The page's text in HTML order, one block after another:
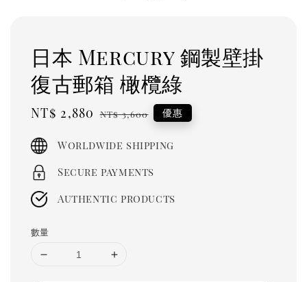
日本 Mercury 鋼製壁掛
復古郵箱 橄欖綠
Sale
NT$ 2,880 Regular
NT$ 3,600 優惠
Worldwide shipping
Secure payments
Authentic products
數量